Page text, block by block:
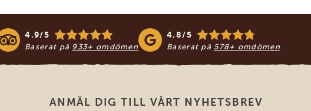
4.9/5
Baserat på 933+ omdömen
4.8/5
Baserat på 578+ omdömen
ANMÄL DIG TILL VÅRT NYHETSBREV